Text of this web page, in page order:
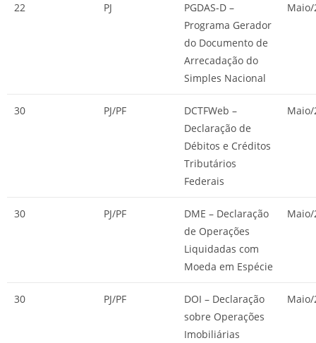
22 PJ
PGDAS-D –
Programa Gerador
do Documento de
Arrecadação do
Simples Nacional
Maio/
30 PJ/PF
DCTFWeb –
Declaração de
Débitos e Créditos
Tributários
Federais
Maio/
30 PJ/PF
DME – Declaração
de Operações
Liquidadas com
Moeda em Espécie
Maio/
30 PJ/PF
DOI – Declaração
sobre Operações
Imobiliárias
Maio/